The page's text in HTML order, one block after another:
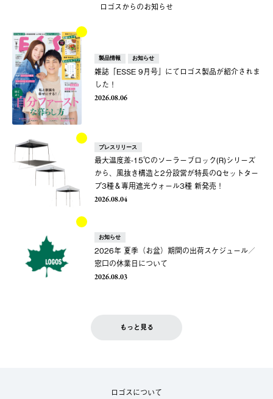
ロゴスからのお知らせ
製品情報 お知らせ
雑誌「ESSE 9月号」にてロゴス製品が紹介されま
した！
2026.08.06
プレスリリース
最大温度差-15℃のソーラーブロック(R)シリーズ
から、風抜き構造と2分設営が特長のQセットター
プ3種＆専用遮光ウォール3種 新発売！
2026.08.04
お知らせ
2026年 夏季（お盆）期間の出荷スケジュール／
窓口の休業日について
2026.08.03
もっと見る
ロゴスについて